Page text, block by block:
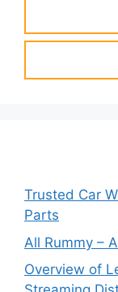
Trusted Car
Parts
All Rummy –
Overview of